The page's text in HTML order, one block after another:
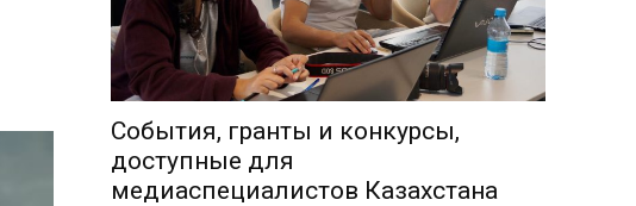
События, гранты и конкурсы,
доступные для
медиаспециалистов Казахстана